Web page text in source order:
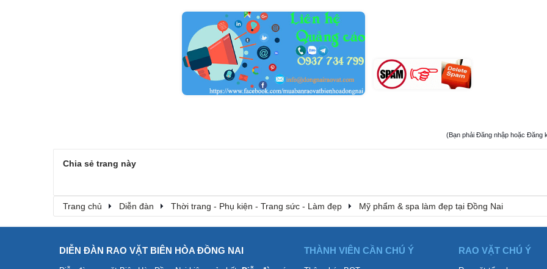
(Bạn phải Đăng nhập hoặc Đăng
Chia sẻ trang này
Trang chủ Diễn đàn Thời trang - Phụ kiện - Trang sức - Làm đẹp Mỹ phẩm & spa làm đẹp tại Đồng Nai
DIỄN ĐÀN RAO VẶT BIÊN HÒA ĐỒNG NAI THÀNH VIÊN CẦN CHÚ Ý RAO VẶT CHÚ Ý